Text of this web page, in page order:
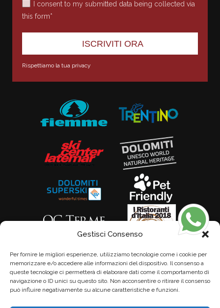
Gestisci Consenso
Per fornire le migliori esperienze, utilizziamo tecnologie come i cookie per
memorizzare e/o accedere alle informazioni del dispositivo. Il consenso a
queste tecnologie ci permetterà di elaborare dati come il comportamento di
navigazione o ID unici su questo sito. Non acconsentire o ritirare il consenso
può influire negativamente su alcune caratteristiche e funzioni.
I consent to my submitted data being collected via
this form*
Rispettiamo la tua privacy